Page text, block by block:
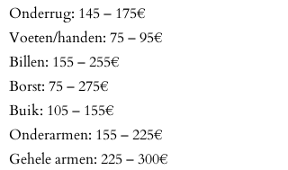
Onderrug: 145 – 175€
Voeten/handen: 75 – 95€
Billen: 155 – 255€
Borst: 75 – 275€
Buik: 105 – 155€
Onderarmen: 155 – 225€
Gehele armen: 225 – 300€